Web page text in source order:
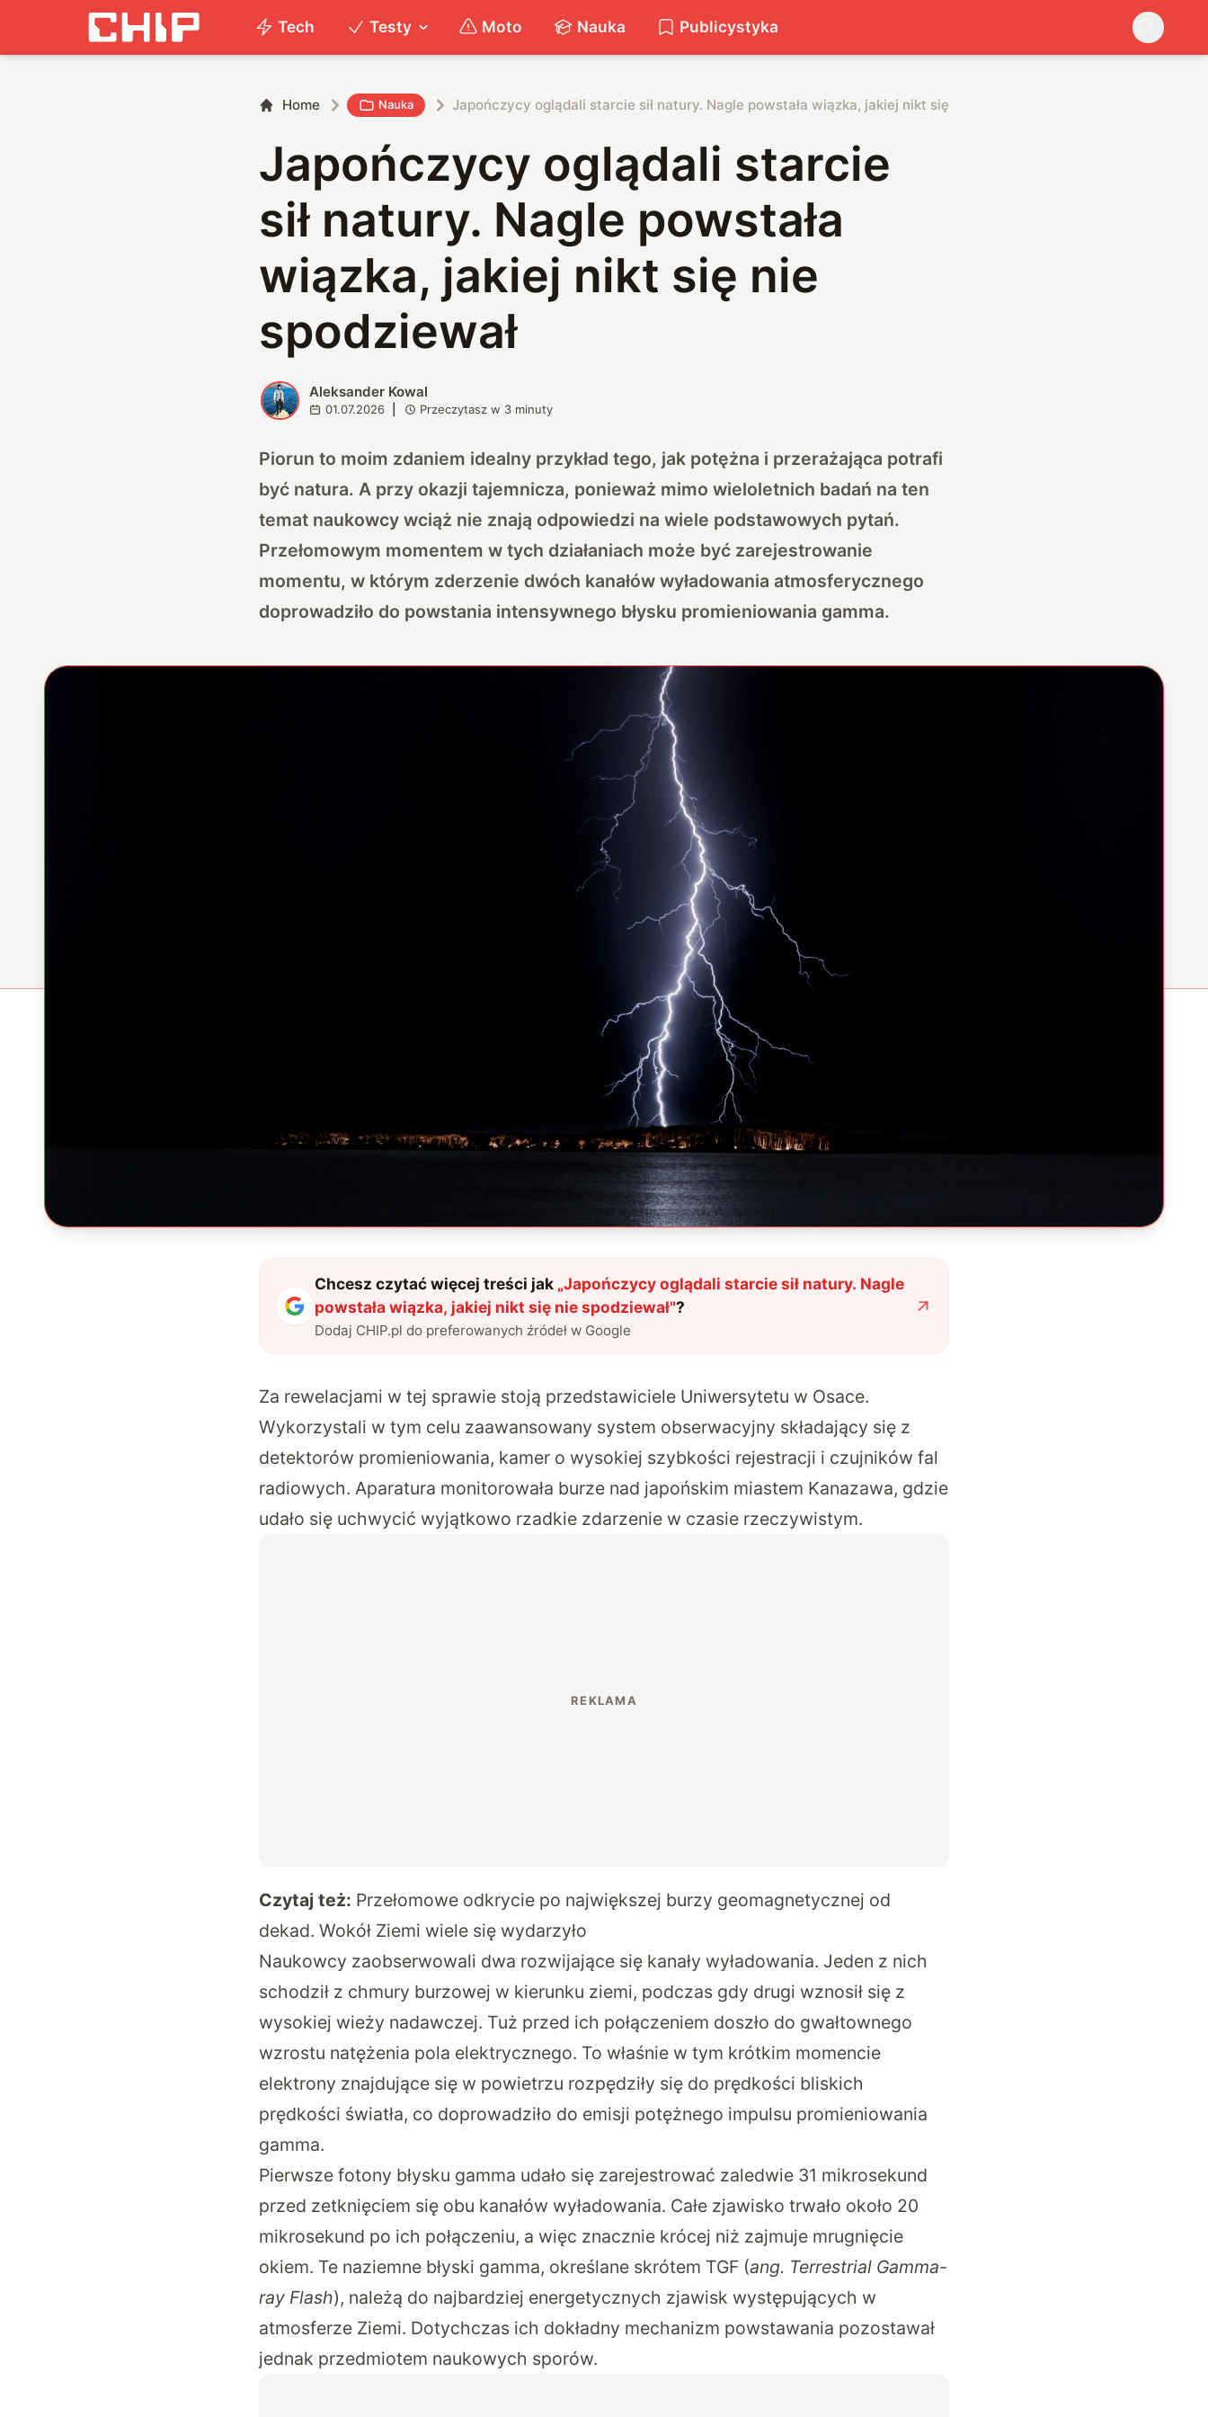
Tech Testy Moto Nauka Publicystyka
Home Nauka Japończycy oglądali starcie sił natury. Nagle powstała wiązka, jakiej nikt się nie spodziewał
Japończycy oglądali starcie
sił natury. Nagle powstała
wiązka, jakiej nikt się nie
spodziewał
A Aleksander Kowal
01.07.2026 Przeczytasz w 3 minuty
Piorun to moim zdaniem idealny przykład tego, jak potężna i przerażająca potrafi
być natura. A przy okazji tajemnicza, ponieważ mimo wieloletnich badań na ten
temat naukowcy wciąż nie znają odpowiedzi na wiele podstawowych pytań.
Przełomowym momentem w tych działaniach może być zarejestrowanie
momentu, w którym zderzenie dwóch kanałów wyładowania atmosferycznego
doprowadziło do powstania intensywnego błysku promieniowania gamma.
Chcesz czytać więcej treści jak „Japończycy oglądali starcie sił natury. Nagle
powstała wiązka, jakiej nikt się nie spodziewał"?
Dodaj CHIP.pl do preferowanych źródeł w Google
Za rewelacjami w tej sprawie stoją przedstawiciele Uniwersytetu w Osace.
Wykorzystali w tym celu zaawansowany system obserwacyjny składający się z
detektorów promieniowania, kamer o wysokiej szybkości rejestracji i czujników fal
radiowych. Aparatura monitorowała burze nad japońskim miastem Kanazawa, gdzie
udało się uchwycić wyjątkowo rzadkie zdarzenie w czasie rzeczywistym.
Czytaj też: Przełomowe odkrycie po największej burzy geomagnetycznej od
dekad. Wokół Ziemi wiele się wydarzyło
Naukowcy zaobserwowali dwa rozwijające się kanały wyładowania. Jeden z nich
schodził z chmury burzowej w kierunku ziemi, podczas gdy drugi wznosił się z
wysokiej wieży nadawczej. Tuż przed ich połączeniem doszło do gwałtownego
wzrostu natężenia pola elektrycznego. To właśnie w tym krótkim momencie
elektrony znajdujące się w powietrzu rozpędziły się do prędkości bliskich
prędkości światła, co doprowadziło do emisji potężnego impulsu promieniowania
gamma.
Pierwsze fotony błysku gamma udało się zarejestrować zaledwie 31 mikrosekund
przed zetknięciem się obu kanałów wyładowania. Całe zjawisko trwało około 20
mikrosekund po ich połączeniu, a więc znacznie krócej niż zajmuje mrugnięcie
okiem. Te naziemne błyski gamma, określane skrótem TGF (ang. Terrestrial Gamma-
ray Flash), należą do najbardziej energetycznych zjawisk występujących w
atmosferze Ziemi. Dotychczas ich dokładny mechanizm powstawania pozostawał
jednak przedmiotem naukowych sporów.